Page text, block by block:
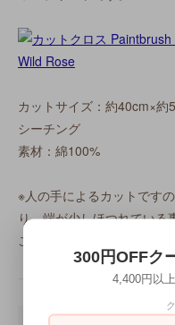
カットサイズ：約40cm×約
シーチング
素材：綿100%
※人の手によるカットです
り、端が少しほつれてい
ご了承下さい。
300円OFFク
4,400円以